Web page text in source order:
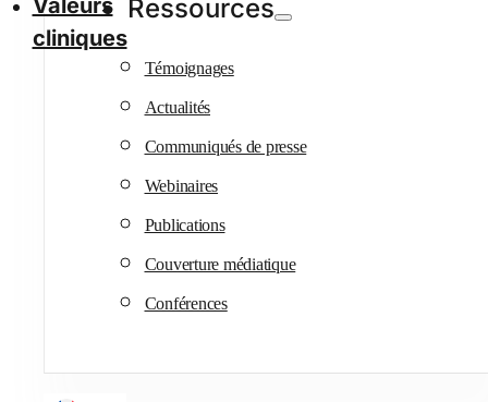
cliniques
Ressources
Témoignages
Actualités
Communiqués de presse
Webinaires
Publications
Couverture médiatique
Conférences